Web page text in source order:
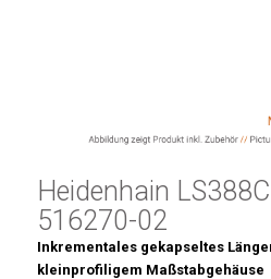
Heidenhain
516270-02
Inkrementales gekapseltes
kleinprofiligem Maßstabgehäuse